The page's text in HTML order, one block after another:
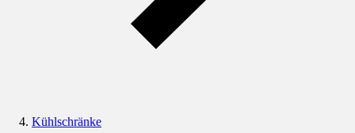
Kühlschränke